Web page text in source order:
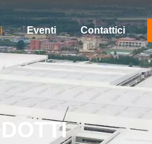
Eventi Contattici